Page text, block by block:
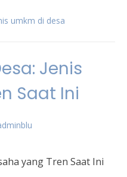
umkm di desa
Jenis
Saat Ini
yang Tren Saat Ini